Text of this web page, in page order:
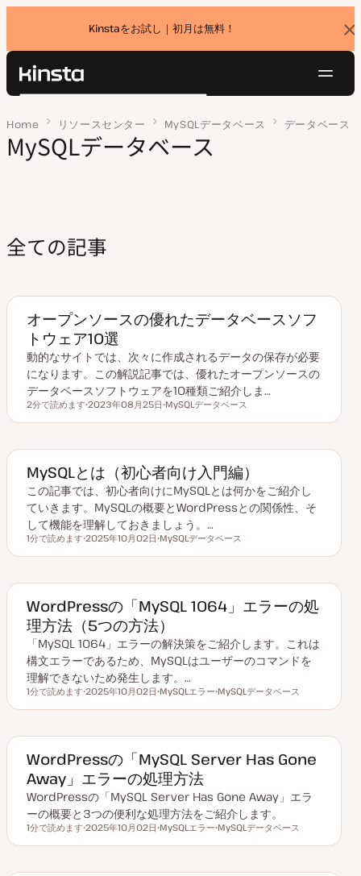
Kinstaをお試し｜初月は無料！
バ
ナ
Kinsta®
ゲ
ソリューション
価格設定
検
索
ログイン
Home リソースセンター MySQLデータベース データベース
ページ 2
MySQLデータベース
全ての記事
オープンソースの優れたデータベースソフ
トウェア10選
動的なサイトでは、次々に作成されるデータの保存が必要
になります。この解説記事では、優れたオープンソースの
データベースソフトウェアを10種類ご紹介しま…
読むのにかかる時間
2分で読めます
新
2023年08月25日
ピ
ク
MySQLデータベース
MySQLとは（初心者向け入門編）
この記事では、初心者向けにMySQLとは何かをご紹介し
ていきます。MySQLの概要とWordPressとの関係性、そ
して機能を理解しておきましょう。…
読むのにかかる時間
1分で読めます
新
2025年10月02日
ピ
ク
MySQLデータベース
WordPressの「MySQL 1064」エラーの処
理方法（5つの方法）
「MySQL 1064」エラーの解決策をご紹介します。これは
構文エラーであるため、MySQLはユーザーのコマンドを
理解できないため発生します。…
読むのにかかる時間
1分で読めます
新
2025年10月02日
ピ
ク
MySQLエラー
ピ
ク
MySQLデータベース
WordPressの「MySQL Server Has Gone
Away」エラーの処理方法
WordPressの「MySQL Server Has Gone Away」エラ
ーの概要と3つの便利な処理方法をご紹介します。
読むのにかかる時間
1分で読めます
新
2025年10月02日
ピ
ク
MySQLエラー
ピ
ク
MySQLデータベース